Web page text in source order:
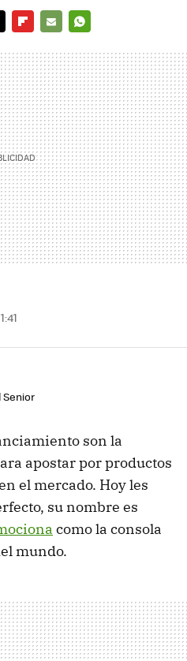
MAIL
son la
apostar por productos
el mercado. Hoy les
su nombre es
como la consola
mundo.